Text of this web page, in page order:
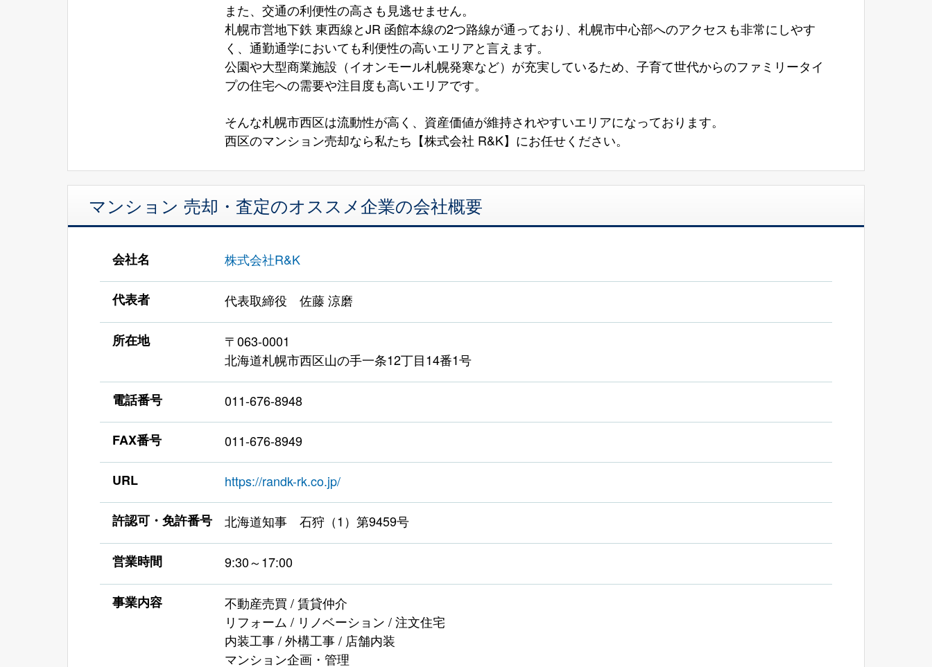
また、交通の利便性の高さも見逃せません。
札幌市営地下鉄 東西線とJR 函館本線の2つ路線が通っており、札幌市中心部へのアクセスも非常にしやす
く、通勤通学においても利便性の高いエリアと言えます。
公園や大型商業施設（イオンモール札幌発寒など）が充実しているため、子育て世代からのファミリータイ
プの住宅への需要や注目度も高いエリアです。
そんな札幌市西区は流動性が高く、資産価値が維持されやすいエリアになっております。
西区のマンション売却なら私たち【株式会社 R&K】にお任せください。
マンション 売却・査定のオススメ企業の会社概要
会社名 株式会社R&K
代表者 代表取締役 佐藤 涼磨
所在地
〒063-0001
北海道札幌市西区山の手一条12丁目14番1号
電話番号 011-676-8948
FAX番号 011-676-8949
URL https://randk-rk.co.jp/
許認可・免許番号 北海道知事 石狩（1）第9459号
営業時間 9:30～17:00
事業内容
不動産売買 / 賃貸仲介
リフォーム / リノベーション / 注文住宅
内装工事 / 外構工事 / 店舗内装
マンション企画・管理